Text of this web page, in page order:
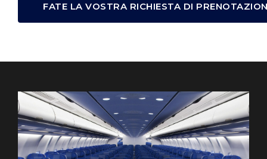
FATE LA VOSTRA RICHIESTA DI